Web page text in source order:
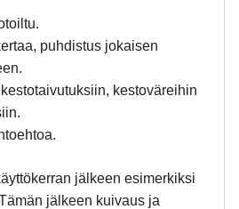
puhdistus jokaisen
kestoväreihin
jälkeen esimerkiksi
jälkeen kuivaus ja